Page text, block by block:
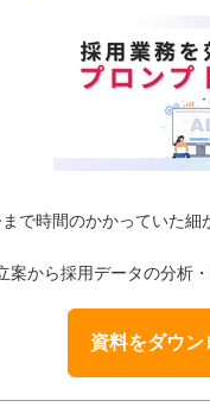
で時間のかかっていた細
案から採用データの分析
資料をダウン